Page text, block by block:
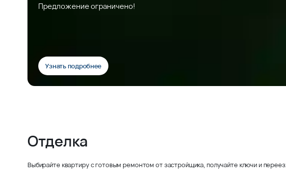
Предложение ограничено!
Узнать подробнее
Отделка
Выбирайте квартиру с готовым ремонтом от застройщика, получайте ключи и